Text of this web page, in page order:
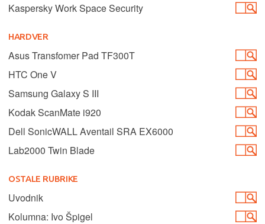
Kaspersky Work Space Security
HARDVER
Asus Transfomer Pad TF300T
HTC One V
Samsung Galaxy S III
Kodak ScanMate i920
Dell SonicWALL Aventail SRA EX6000
Lab2000 Twin Blade
OSTALE RUBRIKE
Uvodnik
Kolumna: Ivo Špigel